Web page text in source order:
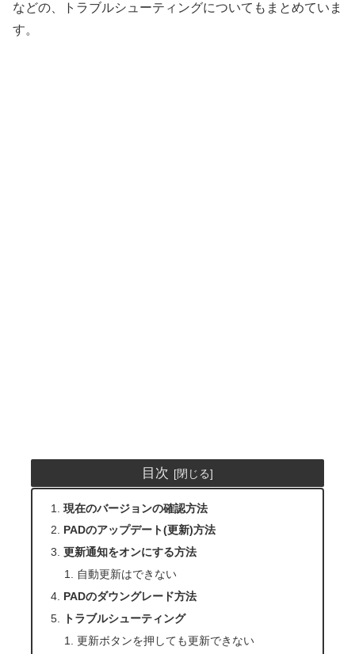
などの、トラブルシューティングについてもまとめていま
す。
目次
現在のバージョンの確認方法
PADのアップデート(更新)方法
更新通知をオンにする方法
自動更新はできない
PADのダウングレード方法
トラブルシューティング
更新ボタンを押しても更新できない